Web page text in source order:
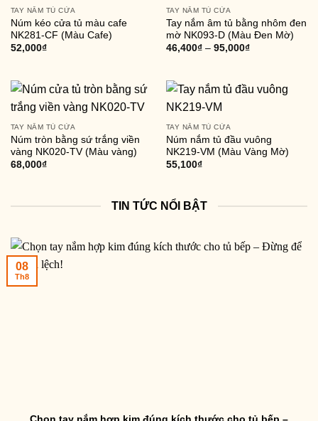
TAY NẮM TỦ CỬA
Núm kéo cửa tủ màu cafe
NK281-CF (Màu Cafe)
52,000₫
TAY NẮM TỦ CỬA
Tay nắm âm tủ bằng nhôm đen
mờ NK093-D (Màu Đen Mờ)
46,400₫– 95,000₫
TAY NẮM TỦ CỬA
Núm tròn bằng sứ trắng viền
vàng NK020-TV (Màu vàng)
68,000₫
TAY NẮM TỦ CỬA
Núm nắm tủ đầu vuông
NK219-VM (Màu Vàng Mờ)
55,100₫
TIN TỨC NỔI BẬT
08
Th8